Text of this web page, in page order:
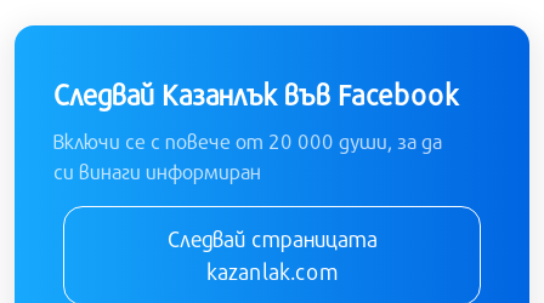
Следвай Казанлък във Facebook
Включи се с повече от 20 000 души, за да
си винаги информиран
Следвай страницата
kazanlak.com